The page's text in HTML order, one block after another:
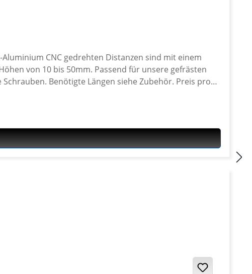
CNC gedrehten Distanzen sind mit einem
für unsere gefrästen
Benötigte Längen siehe Zubehör. Preis pro